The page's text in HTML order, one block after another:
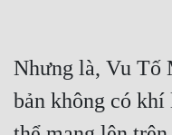
Nhưng là, Vu Tố
bản không có